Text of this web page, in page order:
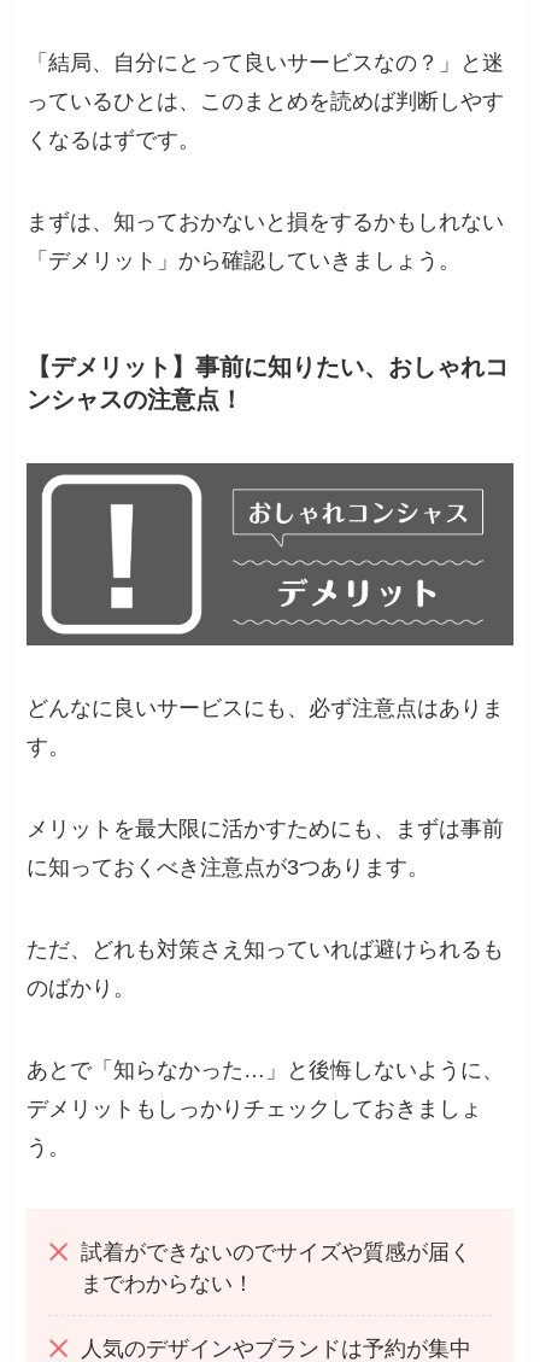
「結局、自分にとって良いサービスなの？」と迷
っているひとは、このまとめを読めば判断しやす
くなるはずです。
まずは、知っておかないと損をするかもしれない
「デメリット」から確認していきましょう。
【デメリット】事前に知りたい、おしゃれコ
ンシャスの注意点！
どんなに良いサービスにも、必ず注意点はありま
す。
メリットを最大限に活かすためにも、まずは事前
に知っておくべき注意点が3つあります。
ただ、どれも対策さえ知っていれば避けられるも
のばかり。
あとで「知らなかった…」と後悔しないように、
デメリットもしっかりチェックしておきましょ
う。
試着ができないのでサイズや質感が届く
までわからない！
人気のデザインやブランドは予約が集中